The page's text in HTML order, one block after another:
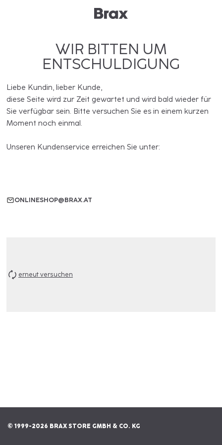
WIR BITTEN UM
ENTSCHULDIGUNG
Liebe Kundin, lieber Kunde,
diese Seite wird zur Zeit gewartet und wird bald wieder für
Sie verfügbar sein. Bitte versuchen Sie es in einem kurzen
Moment noch einmal.
Unseren Kundenservice erreichen Sie unter:
ONLINESHOP@BRAX.AT
erneut versuchen
© 1999-2026 BRAX STORE GMBH & CO. KG